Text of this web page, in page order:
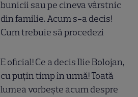
bunicii sau pe cineva vârstnic
din familie. Acum s-a decis!
Cum trebuie să procedezi
E oficial! Ce a decis Ilie Bolojan,
cu puțin timp în urmă! Toată
lumea vorbește acum despre